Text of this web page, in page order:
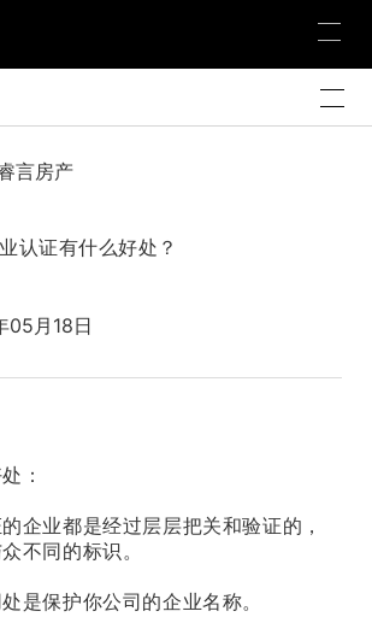
言房产
认证有什么好处？
05月18日
：
企业都是经过层层把关和验证的，
不同的标识。
是保护你公司的企业名称。